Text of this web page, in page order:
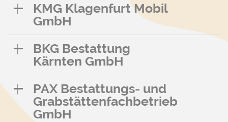
KMG Klagenfurt Mobil
GmbH
BKG Bestattung
Kärnten GmbH
PAX Bestattungs- und
Grabstättenfachbetrieb
GmbH